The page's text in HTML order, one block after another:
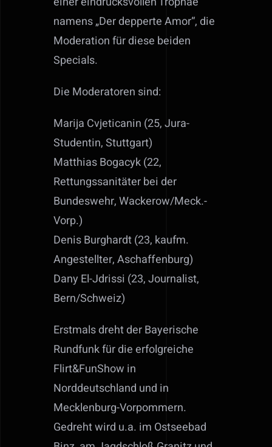
namens „Der depperte Amor“, die
Moderation für diese beiden
Specials.
Die Moderatoren sind:
Marija Cvjeticanin (25, Jura-
Studentin, Stuttgart)
Matthias Bogacyk (22,
Rettungssanitäter bei der
Bundeswehr, Wackerow/Meck.-
Vorp.)
Denis Burghardt (23, kaufm.
Angestellter, Aschaffenburg)
Dany El-Jdrissi (23, Journalist,
Bern/Schweiz)
Erstmals dreht der Bayerische
Rundfunk für die erfolgreiche
Flirt&FunShow in
Norddeutschland und in
Mecklenburg-Vorpommern.
Gedreht wird u.a. im Ostseebad